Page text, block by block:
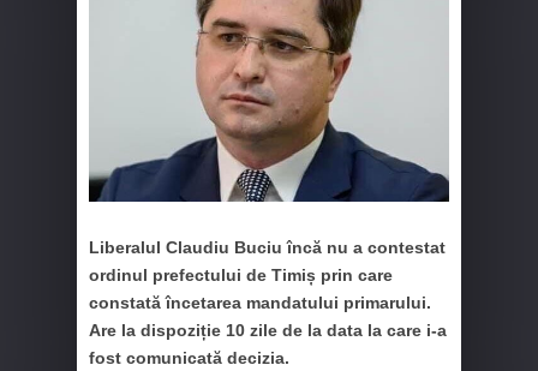
Liberalul Claudiu Buciu încă nu a contestat
ordinul prefectului de Timiș prin care
constată încetarea mandatului primarului.
Are la dispoziție 10 zile de la data la care i-a
fost comunicată decizia.